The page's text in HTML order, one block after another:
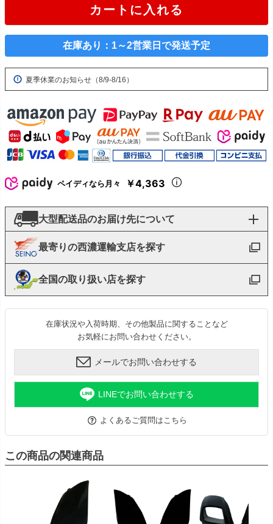
カートに入れる
在庫あり：1～2営業日で発送予定
夏季休業のお知らせ（8/9-8/16）
ペイディなら月々 ￥4,363
大型配送品のお届け先について
最寄りの西濃運輸支店を探す
全国の取り扱い店を探す
在庫状況や入荷時期、その他製品に関することなど
お気軽にお問い合わせください。
メールでお問い合わせする
LINEでお問い合わせする
よくあるご質問はこちら
この商品の関連商品